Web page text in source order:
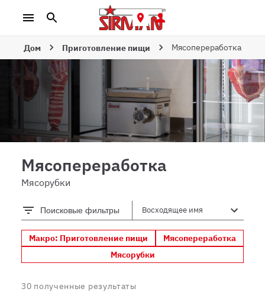
Дом Приготовление пищи Мясопереработка
Мясопереработка
Мясорубки
Поисковые фильтры
Макро: Приготовление пищи
Мясопереработка
Мясорубки
30 полученные результаты